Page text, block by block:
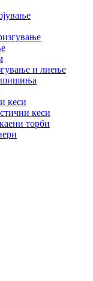
и лиење
шишиња
кеси
кеси
торби